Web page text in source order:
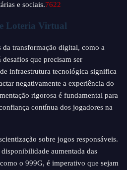
e sociais.7622
Loteria Virtual
transformação digital, como a
que precisam ser
infraestrutura tecnológica significa
negativamente a experiência do
rigorosa é fundamental para
contínua dos jogadores na
sobre jogos responsáveis.
aumentada das
o 999G, é imperativo que sejam